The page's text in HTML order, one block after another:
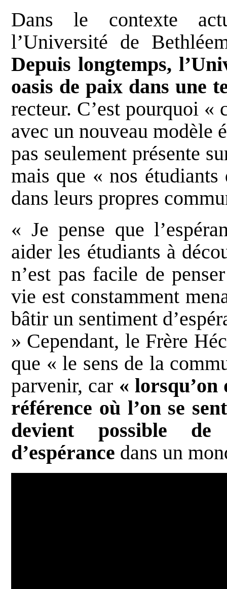
Dans le contexte
l’Université de
Depuis longtemps,
oasis de paix dans une
recteur. C’est pourquoi «
avec un nouveau modèle
pas seulement présente
mais que « nos
dans leurs propres
« Je pense que
aider les étudiants à
n’est pas facile de
vie est constamment
bâtir un sentiment
» Cependant, le Frère
que « le sens de la
parvenir, car « lorsqu’on
référence où l’on se
devient possible
d’espérance dans un